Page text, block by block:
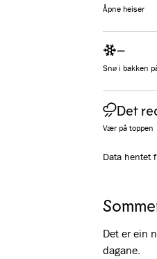
Åpne heiser
Snø i bakken
–
Vær på toppen
Det
Data hentet
Det er ein
dagane.